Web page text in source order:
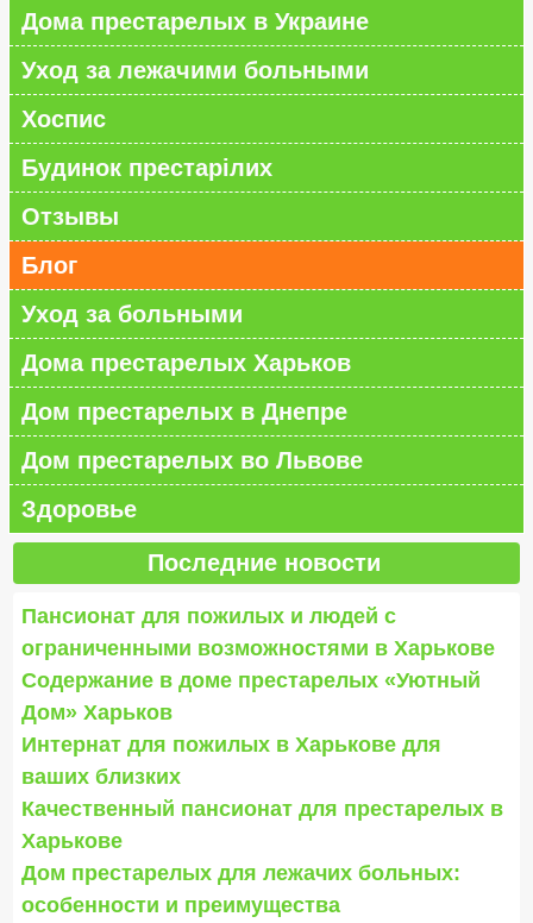
Дома престарелых в Украине
Уход за лежачими больными
Хоспис
Будинок престарілих
Отзывы
Блог
Уход за больными
Дома престарелых Харьков
Дом престарелых в Днепре
Дом престарелых во Львове
Здоровье
Последние новости
Пансионат для пожилых и людей с
ограниченными возможностями в Харькове
Содержание в доме престарелых «Уютный
Дом» Харьков
Интернат для пожилых в Харькове для
ваших близких
Качественный пансионат для престарелых в
Харькове
Дом престарелых для лежачих больных:
особенности и преимущества